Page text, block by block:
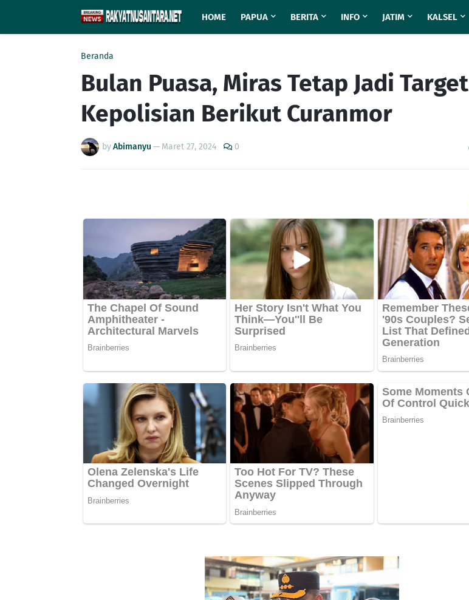
HOME PAPUA BERITA INFO JATIM KALSEL
Beranda
Bulan Puasa, Miras Tetap Jadi Target
Kepolisian Berikut Curanmor
byAbimanyu — Maret 27, 2024 0